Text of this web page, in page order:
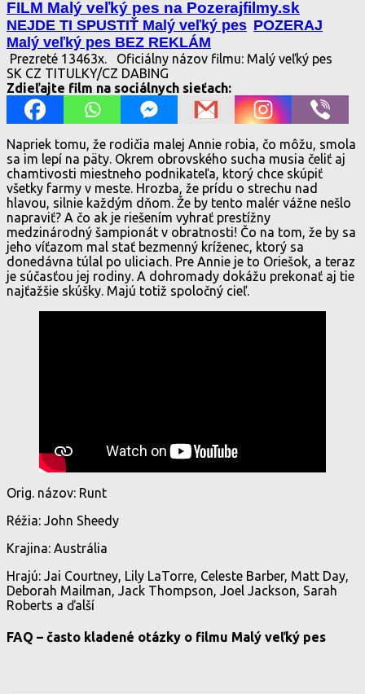
FILM Malý veľký pes na Pozerajfilmy.sk
NEJDE TI SPUSTIŤ Malý veľký pes POZERAJ
Malý veľký pes BEZ REKLÁM
Prezreté 13463x.
Oficiálny názov filmu: Malý veľký pes
SK CZ TITULKY/CZ DABING
Zdieľajte film na sociálnych sieťach:
Napriek tomu, že rodičia malej Annie robia, čo môžu, smola
sa im lepí na päty. Okrem obrovského sucha musia čeliť aj
chamtivosti miestneho podnikateľa, ktorý chce skúpiť
všetky farmy v meste. Hrozba, že prídu o strechu nad
hlavou, silnie každým dňom. Že by tento malér vážne nešlo
napraviť? A čo ak je riešením vyhrať prestížny
medzinárodný šampionát v obratnosti! Čo na tom, že by sa
jeho víťazom mal stať bezmenný kríženec, ktorý sa
donedávna túlal po uliciach. Pre Annie je to Oriešok, a teraz
je súčasťou jej rodiny. A dohromady dokážu prekonať aj tie
najťažšie skúšky. Majú totiž spoločný cieľ.
Orig. názov: Runt
Réžia: John Sheedy
Krajina: Austrália
Hrajú: Jai Courtney, Lily LaTorre, Celeste Barber, Matt Day,
Deborah Mailman, Jack Thompson, Joel Jackson, Sarah
Roberts a ďalší
FAQ – často kladené otázky o filmu Malý veľký pes